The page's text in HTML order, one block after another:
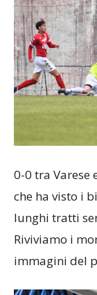
0-0 tra Varese
che ha visto i
lunghi tratti
Riviviamo i
immagini del